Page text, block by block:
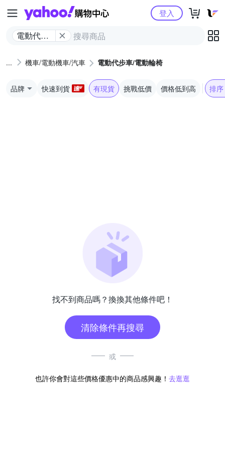
Yahoo購物中心
電動代步
椅
登入
機車/電動機車/汽車 電動代步車/電動輪椅
品牌 快速到貨 有現貨 挑戰低價 價格低到高 排序
找不到商品嗎？換換其他條件吧！
清除條件再搜尋
或
也許你會對這些價格優惠中的商品感興趣！ 去逛逛